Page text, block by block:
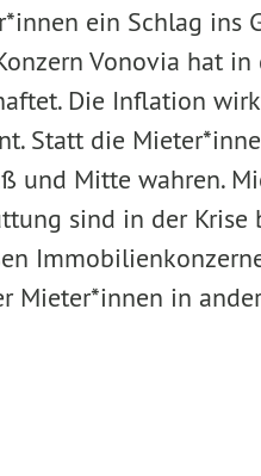
ein Schlag ins
Vonovia hat
Die Inflation
Statt die
und Mitte wahren.
sind in der Krise
Mieter*innen in